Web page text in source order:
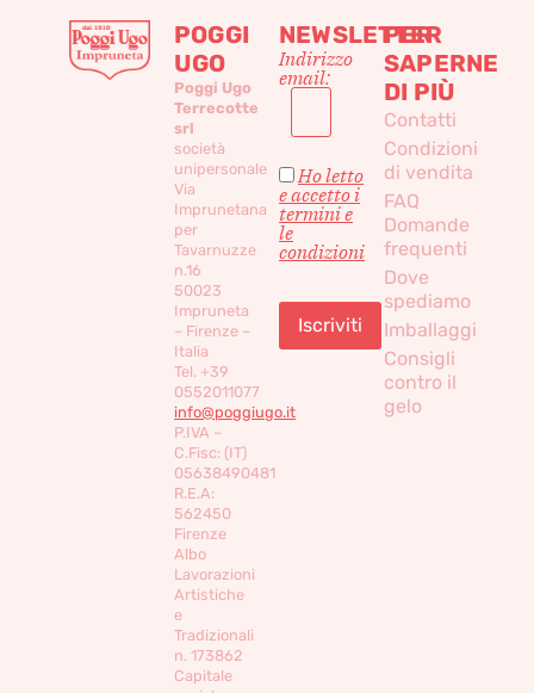
POGGI
UGO
Poggi Ugo
Terrecotte
srl
società
unipersonale
Via
Imprunetana
per
Tavarnuzze
n.16
50023
Impruneta
– Firenze –
Italia
Tel. +39
0552011077
info@poggiugo.it
P.IVA –
C.Fisc: (IT)
05638490481
R.E.A:
562450
Firenze
Albo
Lavorazioni
Artistiche
e
Tradizionali
n. 173862
Capitale
NEWSLETTER
Indirizzo
email:
Ho letto
e accetto i
termini e
le
condizioni
PER
SAPERNE
DI PIÙ
Contatti
Condizioni
di vendita
FAQ
Domande
frequenti
Dove
spediamo
Imballaggi
Consigli
contro il
gelo